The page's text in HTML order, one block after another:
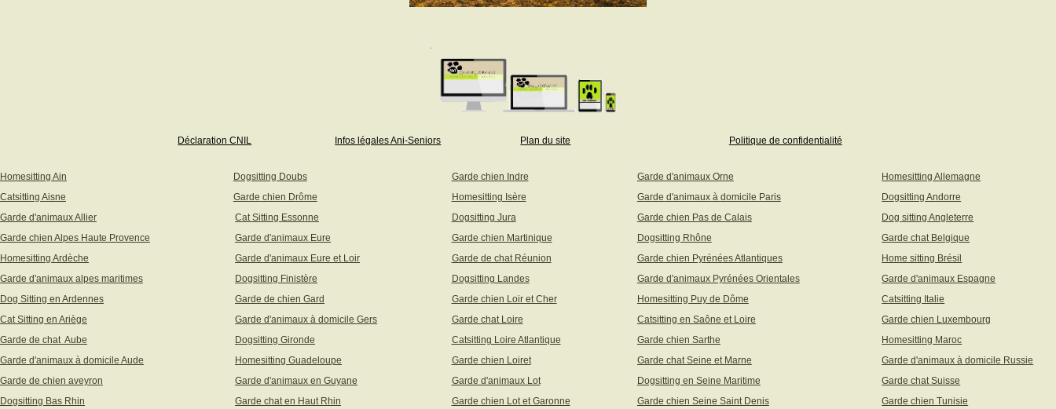
Déclaration CNIL Infos légales Ani-Seniors Plan du site Politique de confidentialité
Homesitting Ain Dogsitting Doubs Garde chien Indre Garde d'animaux Orne
Homesitting Allemagne
Catsitting Aisne
Garde chien Drôme Homesitting Isère Garde d'animaux à domicile Paris
Dogsitting Andorre
Garde d'animaux Allier
Cat Sitting Essonne Dogsitting Jura Garde chien Pas de Calais
Dog sitting Angleterre
Garde chien Alpes Haute Provence
Garde d'animaux Eure Garde chien Martinique Dogsitting Rhône
Garde chat Belgique
Homesitting Ardèche
Garde d'animaux Eure et Loir Garde de chat Réunion Garde chien Pyrénées Atlantiques
Home sitting Brésil
Garde d'animaux alpes maritimes
Dogsitting Finistère Dogsitting Landes Garde d'animaux Pyrénées Orientales
Garde d'animaux Espagne
Dog Sitting en Ardennes
Garde de chien Gard Garde chien Loir et Cher Homesitting Puy de Dôme
Catsitting Italie
Cat Sitting en Ariège
Garde d'animaux à domicile Gers Garde chat Loire Catsitting en Saône et Loire
Garde chien Luxembourg
Garde de chat Aube
Dogsitting Gironde Catsitting Loire Atlantique Garde chien Sarthe
Homesitting Maroc
Garde d'animaux à domicile Aude
Homesitting Guadeloupe Garde chien Loiret Garde chat Seine et Marne
Garde d'animaux à domicile Russie
Garde de chien aveyron
Garde d'animaux en Guyane Garde d'animaux Lot Dogsitting en Seine Maritime
Garde chat Suisse
Dogsitting Bas Rhin
Garde chat en Haut Rhin Garde chien Lot et Garonne Garde chien Seine Saint Denis Garde chien Tunisie